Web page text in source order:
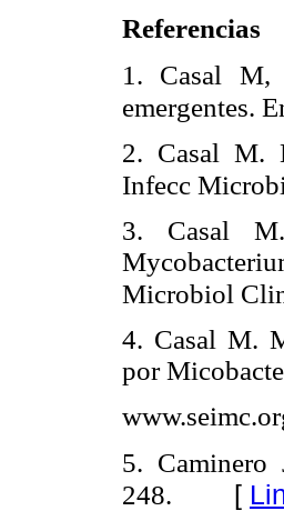
Referencias
1. Casal M,
emergentes.
2. Casal M.
Infecc
3. Casal
Microbiol
4. Casal M.
por
5. Caminero
248. [